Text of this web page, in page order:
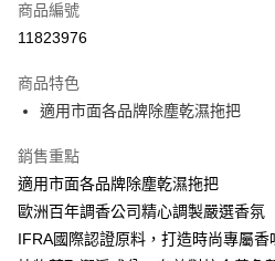
超商取貨付款
運送方式
全家取貨付款
常溫-付款後全家取貨
每筆NT$40，滿NT$390(含以上)免運
商品編號
11823976
商品特色
適用市面各品牌除塵乾濕拖把
銷售重點
適用市面各品牌除塵乾濕拖把
歐洲百年調香公司精心調製嚴選香氛
IFRA國際認證原料，打造時尚專屬香